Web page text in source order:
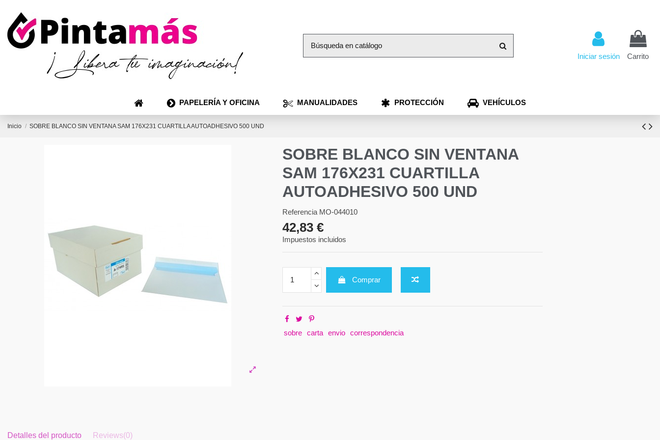
Iniciar sesión Carrito
PAPELERÍA Y OFICINA MANUALIDADES PROTECCIÓN VEHÍCULOS
Inicio SOBRE BLANCO SIN VENTANA SAM 176X231 CUARTILLA AUTOADHESIVO 500 UND
SOBRE BLANCO SIN VENTANA
SAM 176X231 CUARTILLA
AUTOADHESIVO 500 UND
Referencia MO-044010
42,83 €
Impuestos incluidos
Comprar
sobre carta envio correspondencia
Detalles del producto Reviews(0)